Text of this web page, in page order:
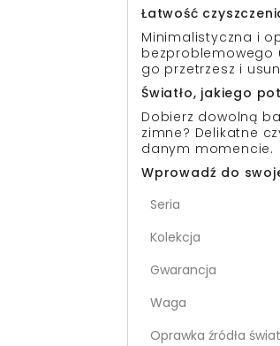
Łatwość
Minimalistyczna i
bezproblemowego
go przetrzesz i
Światło, jakiego
Dobierz dowolną
zimne? Delikatne
danym momencie.
Wprowadź do
Seria
Kolekcja
Gwarancja
Waga
Oprawka źródła